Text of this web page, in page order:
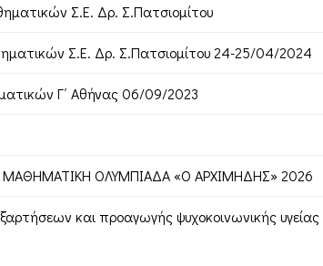
Σ.Ε. Δρ. Σ.Πατσιομίτου
Σ.Ε. Δρ. Σ.Πατσιομίτου 24-25/04/2024
Γ΄ Αθήνας 06/09/2023
ΜΑΘΗΜΑΤΙΚΗ ΟΛΥΜΠΙΑΔΑ «Ο ΑΡΧΙΜΗΔΗΣ» 2026
και προαγωγής ψυχοκοινωνικής υγείας